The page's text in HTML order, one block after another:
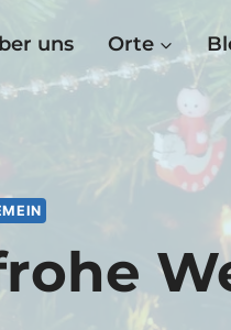
uns Orte